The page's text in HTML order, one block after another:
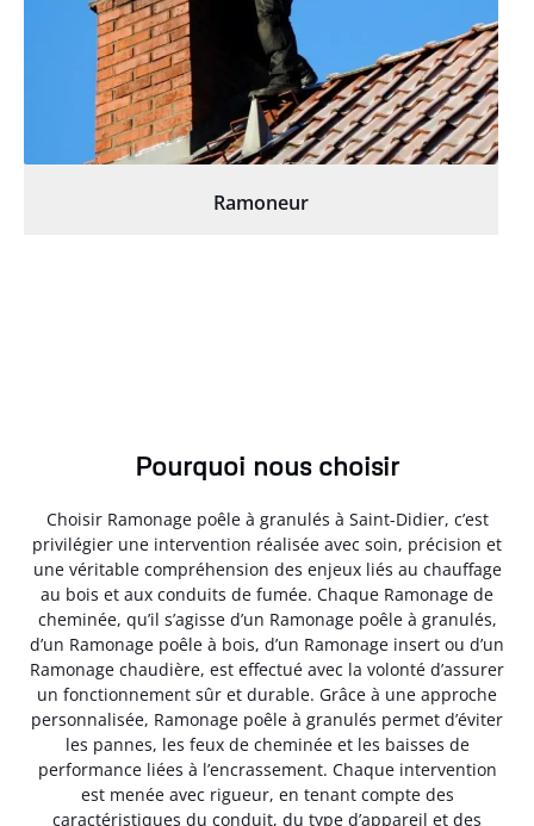
Ramoneur
Pourquoi nous choisir
Choisir Ramonage poêle à granulés à Saint-Didier, c’est
privilégier une intervention réalisée avec soin, précision et
une véritable compréhension des enjeux liés au chauffage
au bois et aux conduits de fumée. Chaque Ramonage de
cheminée, qu’il s’agisse d’un Ramonage poêle à granulés,
d’un Ramonage poêle à bois, d’un Ramonage insert ou d’un
Ramonage chaudière, est effectué avec la volonté d’assurer
un fonctionnement sûr et durable. Grâce à une approche
personnalisée, Ramonage poêle à granulés permet d’éviter
les pannes, les feux de cheminée et les baisses de
performance liées à l’encrassement. Chaque intervention
est menée avec rigueur, en tenant compte des
caractéristiques du conduit, du type d’appareil et des